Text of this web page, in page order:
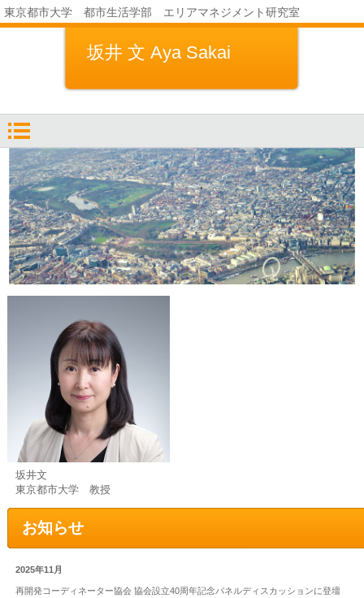
東京都市大学 都市生活学部 エリアマネジメント研究室
坂井 文 Aya Sakai
坂井文
東京都市大学 教授
お知らせ
Information
2025年11月
再開発コーディネーター協会 協会設立40周年記念パネルディスカッションに登壇